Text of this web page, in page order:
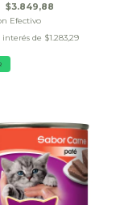
$3.849,88
Efectivo
interés de $1.283,29